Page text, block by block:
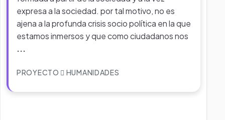
expresa a la sociedad. por tal motivo, no es
ajena a la profunda crisis socio política en la que
estamos inmersos y que como ciudadanos nos
...
PROYECTO HUMANIDADES